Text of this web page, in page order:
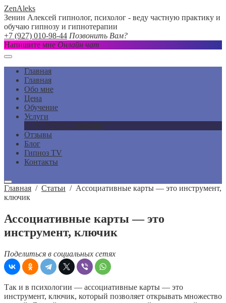
ZenAleks
Зенин Алексей гипнолог, психолог - веду частную практику и
обучаю гипнозу и гипнотерапии
+7 (927) 010-98-44 Позвонить Вам?
Напишите мне Онлайн чат
Главная
Главная
Обо мне
Цена
Обучение
Услуги
Услуги подробно
Отзывы
Блог
Гипноз TV
Контакты
Главная / Статьи / Ассоциативные карты — это инструмент,
ключик
Ассоциативные карты — это
инструмент, ключик
Поделиться в социальных сетях
Так и в психологии — ассоциативные карты — это
инструмент, ключик, который позволяет открывать множество